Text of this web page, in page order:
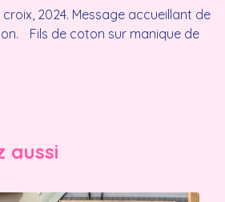
2024. Message accueillant de
Fils de coton sur manique de
aussi